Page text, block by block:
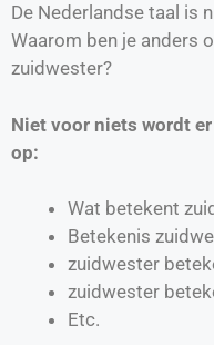
De Nederlandse taal is
Waarom ben je anders
zuidwester?
Niet voor niets wordt
op:
Wat betekent
Betekenis
zuidwester
zuidwester
Etc.